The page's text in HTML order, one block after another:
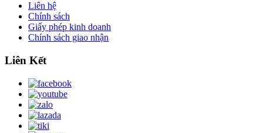
Liên hệ
Chính sách
Giấy phép kinh doanh
Chính sách giao nhận
Liên Kết